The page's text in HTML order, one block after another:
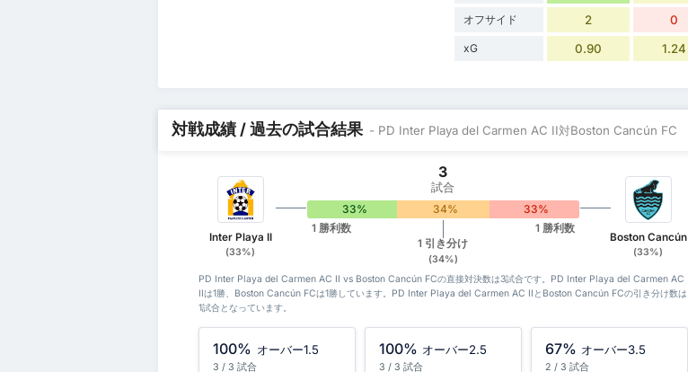
オフサイド 2 0
xG 0.90 1.24
対戦成績 / 過去の試合結果 - PD Inter Playa del Carmen AC II対Boston Cancún FC
Inter Playa II
(33%)
3
試合
33% 34% 33%
1 勝利数
1 引き分け
(34%)
1 勝利数
Boston Cancún
(33%)
PD Inter Playa del Carmen AC II vs Boston Cancún FCの直接対決数は3試合です。PD Inter Playa del Carmen AC
IIは1勝、Boston Cancún FCは1勝しています。PD Inter Playa del Carmen AC IIとBoston Cancún FCの引き分け数は
1試合となっています。
100% オーバー1.5
3 / 3 試合
100% オーバー2.5
3 / 3 試合
67% オーバー3.5
2 / 3 試合